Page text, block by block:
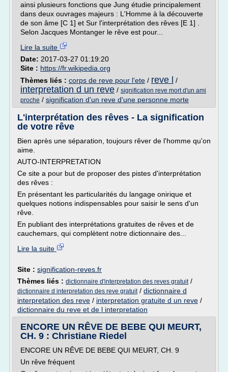
ainsi plusieurs fonctions que Jung étudie principalement
dans deux ouvrages majeurs : L'Homme à la découverte
de son âme [C 1] et Sur l'interprétation des rêves [E 1] .
Selon Jacques Montanger le rêve est pour...
Lire la suite
Date: 2017-03-27 01:19:20
Site : https://fr.wikipedia.org
Thèmes liés : corps de reve pour l'ete / reve l /
interpretation d un reve / signification reve mort d'un ami
proche / signification d'un reve d'une personne morte
L'interprétation des rêves - La signification
de votre rêve
Bien après une séparation, toujours rêver de l'homme qu'on
aime.
AUTO-INTERPRETATION
Ce site a pour but de proposer des pistes d'interprétation
des rêves :
En présentant les particularités du langage onirique et
quelques notions indispensables pour saisir le sens d'un
rêve.
En publiant des interprétations gratuites de rêves et de
cauchemars, qui complètent notre dictionnaire des...
Lire la suite
Site : signification-reves.fr
Thèmes liés : dictionnaire d'interpretation des reves gratuit/
dictionnaire d interpretation des reve gratuit/ dictionnaire d
interpretation des reve / interpretation gratuite d un reve /
dictionnaire du reve et de l interpretation
ENCORE UN RÊVE DE BEBE QUI MEURT,
CH. 9 : Christiane Riedel
ENCORE UN RÊVE DE BEBE QUI MEURT, CH. 9
Un rêve fréquent